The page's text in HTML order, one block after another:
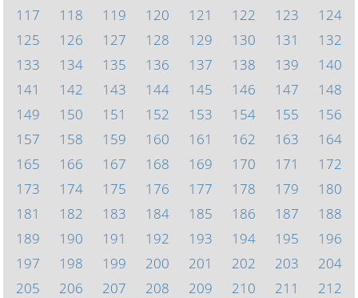
117
118 119 120 121 122 123
124
125
126 127 128 129 130 131
132
133
134 135 136 137 138 139
140
141
142 143 144 145 146 147
148
149
150 151 152 153 154 155
156
157
158 159 160 161 162 163
164
165
166 167 168 169 170 171
172
173
174 175 176 177 178 179
180
181
182 183 184 185 186 187
188
189
190 191 192 193 194 195
196
197
198 199 200 201 202 203
204
205
206 207 208 209 210 211
212